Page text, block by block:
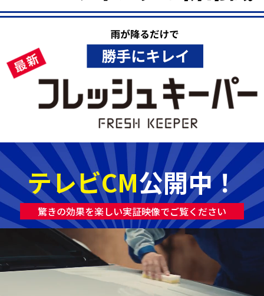
テレビCM公開中！
驚きの効果を楽しい実証映像でご覧ください